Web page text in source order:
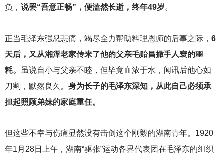
负， 说罢“吾意正畅”，便溘然长逝，终年49岁。
正当毛泽东强忍悲痛，竭尽全力帮助料理恩师的后事之际， 6
天后，又从湘潭老家传来了他的父亲毛贻昌撒手人寰的噩
耗。
虽说自小与父亲不睦，但毕竟血浓于水，闻讯后他心如
刀割，默然良久。 身为长子的毛泽东深知，从此自己必须承
担起照顾弟妹的家庭重任。
但这些不幸与伤痛显然没有击倒这个刚毅的湖南青年。1920
年1月28日上午，湖南“驱张”运动各界代表团在毛泽东的组织